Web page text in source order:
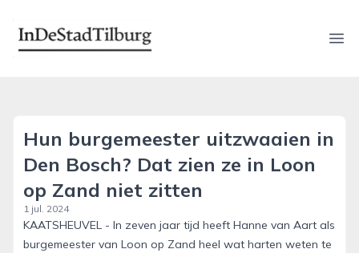
indestadtilburg.nl
Hun burgemeester uitzwaaien in
Den Bosch? Dat zien ze in Loon
op Zand niet zitten
1 jul. 2024
KAATSHEUVEL - In zeven jaar tijd heeft Hanne van Aart als
burgemeester van Loon op Zand heel wat harten weten te